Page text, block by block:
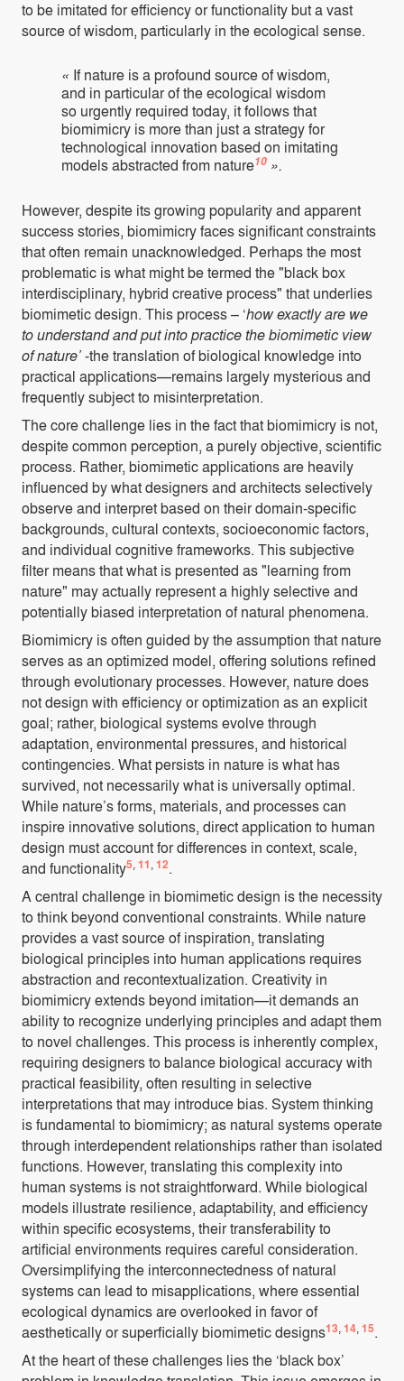
to be imitated for efficiency or functionality but a vast
source of wisdom, particularly in the ecological sense.
« If nature is a profound source of wisdom,
and in particular of the ecological wisdom
so urgently required today, it follows that
biomimicry is more than just a strategy for
technological innovation based on imitating
models abstracted from nature10 ».
However, despite its growing popularity and apparent
success stories, biomimicry faces significant constraints
that often remain unacknowledged. Perhaps the most
problematic is what might be termed the "black box
interdisciplinary, hybrid creative process" that underlies
biomimetic design. This process – ‘how exactly are we
to understand and put into practice the biomimetic view
of nature’-the translation of biological knowledge into
practical applications—remains largely mysterious and
frequently subject to misinterpretation.
The core challenge lies in the fact that biomimicry is not,
despite common perception, a purely objective, scientific
process. Rather, biomimetic applications are heavily
influenced by what designers and architects selectively
observe and interpret based on their domain-specific
backgrounds, cultural contexts, socioeconomic factors,
and individual cognitive frameworks. This subjective
filter means that what is presented as "learning from
nature" may actually represent a highly selective and
potentially biased interpretation of natural phenomena.
Biomimicry is often guided by the assumption that nature
serves as an optimized model, offering solutions refined
through evolutionary processes. However, nature does
not design with efficiency or optimization as an explicit
goal; rather, biological systems evolve through
adaptation, environmental pressures, and historical
contingencies. What persists in nature is what has
survived, not necessarily what is universally optimal.
While nature’s forms, materials, and processes can
inspire innovative solutions, direct application to human
design must account for differences in context, scale,
and functionality5,11,12.
A central challenge in biomimetic design is the necessity
to think beyond conventional constraints. While nature
provides a vast source of inspiration, translating
biological principles into human applications requires
abstraction and recontextualization. Creativity in
biomimicry extends beyond imitation—it demands an
ability to recognize underlying principles and adapt them
to novel challenges. This process is inherently complex,
requiring designers to balance biological accuracy with
practical feasibility, often resulting in selective
interpretations that may introduce bias. System thinking
is fundamental to biomimicry; as natural systems operate
through interdependent relationships rather than isolated
functions. However, translating this complexity into
human systems is not straightforward. While biological
models illustrate resilience, adaptability, and efficiency
within specific ecosystems, their transferability to
artificial environments requires careful consideration.
Oversimplifying the interconnectedness of natural
systems can lead to misapplications, where essential
ecological dynamics are overlooked in favor of
aesthetically or superficially biomimetic designs13,14,15.
At the heart of these challenges lies the ‘black box’